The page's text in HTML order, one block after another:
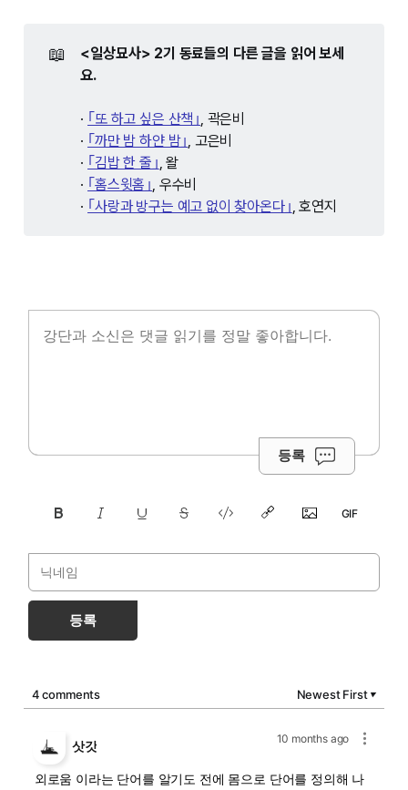
📖
<일상묘사> 2기 동료들의 다른 글을 읽어 보세
요.
· ｢또 하고 싶은 산책｣, 곽은비
· ｢까만 밤 하얀 밤｣, 고은비
· ｢김밥 한 줄｣, 왈
· ｢홈스윗홈｣, 우수비
· ｢사랑과 방구는 예고 없이 찾아온다｣, 호연지
등록
등록
4 comments Newest First ▼
10 months ago
삿갓
외로움 이라는 단어를 알기도 전에 몸으로 단어를 정의해 나